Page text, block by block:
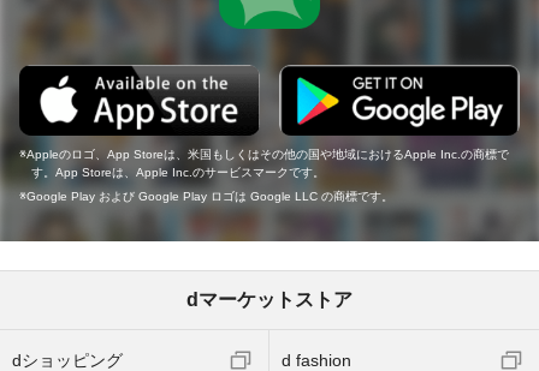
Appleのロゴ、App Storeは、米国もしくはその他の国や地域におけるApple Inc.の商標で
す。App Storeは、Apple Inc.のサービスマークです。
Google Play および Google Play ロゴは Google LLC の商標です。
dマーケットストア
dショッピング d fashion